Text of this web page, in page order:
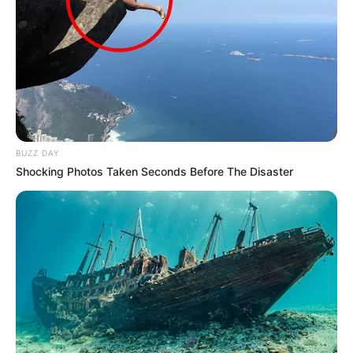
A terem még mindig néma volt a leleplező videó után. A
BUZZ DAY
Shocking Photos Taken Seconds Before The Disaster